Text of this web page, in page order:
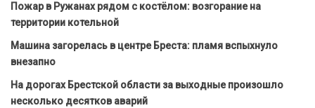
Пожар в Ружанах рядом с костёлом: возгорание на
территории котельной
Машина загорелась в центре Бреста: пламя вспыхнуло
внезапно
На дорогах Брестской области за выходные произошло
несколько десятков аварий